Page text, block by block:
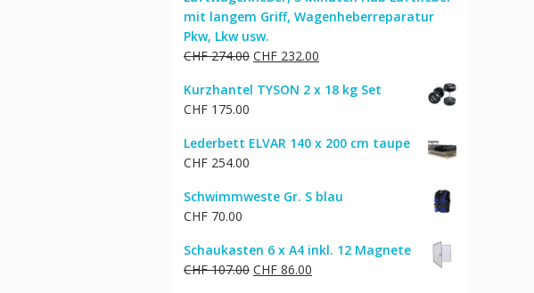
mit langem Griff, Wagenheberreparatur
Pkw, Lkw usw.
CHF274.00 Ursprünglicher
war:
CHF 232.00
ist:
Kurzhantel TYSON 2 x 18 kg Set
CHF 175.00
Lederbett ELVAR 140 x 200 cm taupe
CHF 254.00
Schwimmweste Gr. S blau
CHF 70.00
Schaukasten 6 x A4 inkl. 12 Magnete
CHF107.00 Ursprünglicher
CHF 86.00